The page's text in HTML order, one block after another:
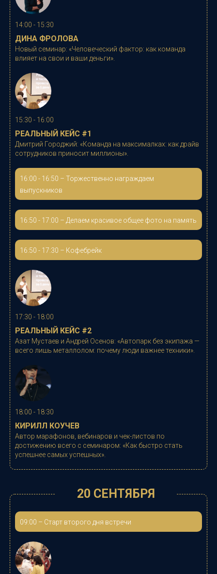
14:00 - 15:30
ДИНА ФРОЛОВА
Новый семинар: «Человеческий фактор: как команда
влияет на свои и ваши деньги».
15:30 - 16:00
РЕАЛЬНЫЙ КЕЙС #1
Дмитрий Городжий: «Команда на максималках: как драйв
сотрудников приносит миллионы».
16:00 - 16:50 – Торжественно награждаем
выпускников
16:50 - 17:00 – Делаем красивое общее фото на память
16:50 - 17:30 – Кофебрейк
17:30 - 18:00
РЕАЛЬНЫЙ КЕЙС #2
Азат Мустаев и Андрей Осенов: «Автопарк без экипажа —
всего лишь металлолом: почему люди важнее техники».
18:00 - 18:30
КИРИЛЛ КОУЧЕВ
Автор марафонов, вебинаров и чек-листов по
достижению всего с семинаром: «Как быстро стать
успешнее самых успешных».
09:00 – Старт второго дня встречи
20 СЕНТЯБРЯ